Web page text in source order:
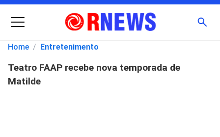
Menu
Pesquisar
por:
Home / Entretenimento
Teatro FAAP recebe nova temporada de
Matilde